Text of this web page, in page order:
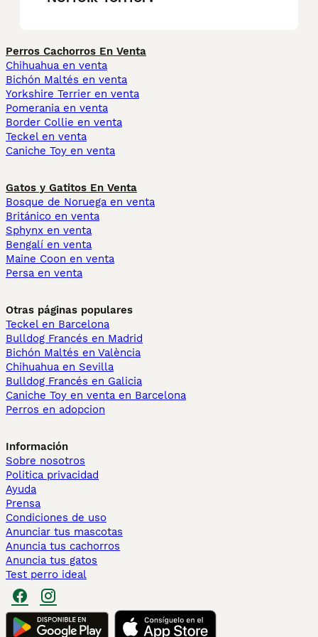
Perros Cachorros En Venta
Chihuahua en venta
Bichón Maltés en venta
Yorkshire Terrier en venta
Pomerania en venta
Border Collie en venta
Teckel en venta
Caniche Toy en venta
Gatos y Gatitos En Venta
Bosque de Noruega en venta
Británico en venta
Sphynx en venta
Bengalí en venta
Maine Coon en venta
Persa en venta
Otras páginas populares
Teckel en Barcelona
Bulldog Francés en Madrid
Bichón Maltés en València
Chihuahua en Sevilla
Bulldog Francés en Galicia
Caniche Toy en venta en Barcelona
Perros en adopcion
Información
Sobre nosotros
Politica privacidad
Ayuda
Prensa
Condiciones de uso
Anunciar tus mascotas
Anuncia tus cachorros
Anuncia tus gatos
Test perro ideal